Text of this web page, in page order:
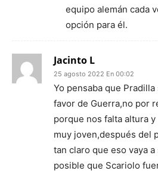
equipo alemán cada
opción para él.
Jacinto L
25 agosto 2022 En 00:02
Yo pensaba que
favor de Guerra,no por
porque nos falta altura
muy joven,después del
tan claro que eso vaya
posible que Scariolo